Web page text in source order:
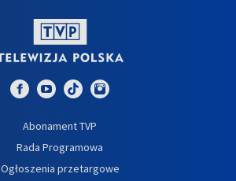
Abonament TVP
Rada Programowa
Ogłoszenia przetargowe